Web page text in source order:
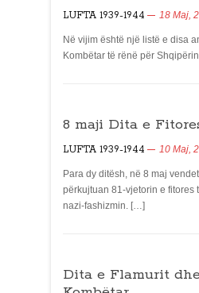
LUFTA 1939-1944 18 Maj,
Në vijim është një listë e disa
Kombëtar të rënë për
8 maji Dita e
LUFTA 1939-1944 10 Maj,
Para dy ditësh, në 8 maj
përkujtuan 81-vjetorin e fitores
nazi-fashizmin. […]
Dita e Flamurit